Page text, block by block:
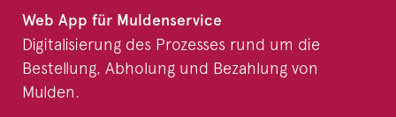
Web App für Muldenservice
Digitalisierung des Prozesses rund um die
Bestellung, Abholung und Bezahlung von
Mulden.